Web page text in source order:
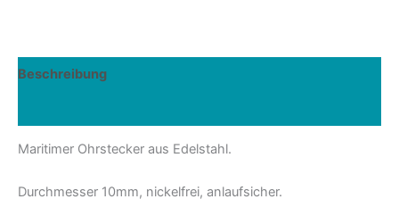
Menge
Beschreibung
Maritimer Ohrstecker aus Edelstahl.
Durchmesser 10mm, nickelfrei, anlaufsicher.